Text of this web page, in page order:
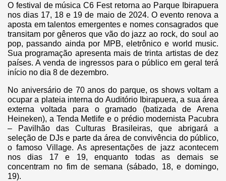
O festival de música C6 Fest retorna ao Parque Ibirapuera
nos dias 17, 18 e 19 de maio de 2024. O evento renova a
aposta em talentos emergentes e nomes consagrados que
transitam por gêneros que vão do jazz ao rock, do soul ao
pop, passando ainda por MPB, eletrônico e world music.
Sua programação apresenta mais de trinta artistas de dez
países. A venda de ingressos para o público em geral terá
início no dia 8 de dezembro.
No aniversário de 70 anos do parque, os shows voltam a
ocupar a plateia interna do Auditório Ibirapuera, a sua área
externa voltada para o gramado (batizada de Arena
Heineken), a Tenda Metlife e o prédio modernista Pacubra
– Pavilhão das Culturas Brasileiras, que abrigará a
seleção de DJs e parte da área de convivência do público,
o famoso Village. As apresentações de jazz acontecem
nos dias 17 e 19, enquanto todas as demais se
concentram no fim de semana (sábado, 18, e domingo,
19).